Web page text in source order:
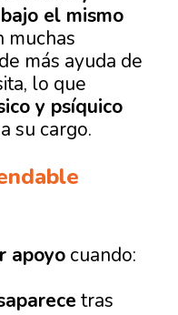
el mismo
muchas
más ayuda de
lo que
y psíquico
su cargo.
apoyo cuando:
tras